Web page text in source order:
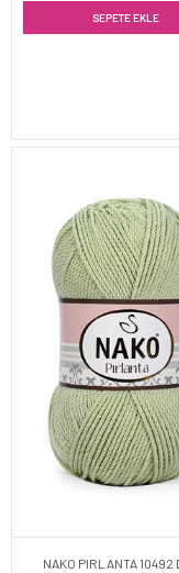
SEPETE EKLE
NAKO PIRLANTA 10492